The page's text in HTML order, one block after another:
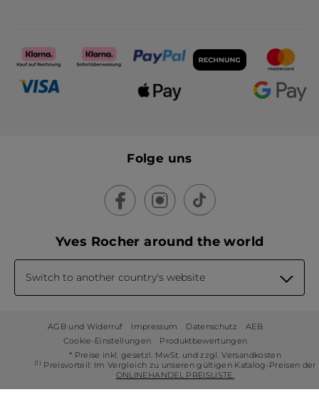
Folge uns
Yves Rocher around the world
Switch to another country's website
AGB und Widerruf Impressum Datenschutz
AEB
Cookie-Einstellungen
Produktbewertungen
* Preise inkl. gesetzl. MwSt. und zzgl. Versandkosten
(1) Preisvorteil: Im Vergleich zu unseren gültigen Katalog-Preisen der
ONLINEHANDEL PREISLISTE.